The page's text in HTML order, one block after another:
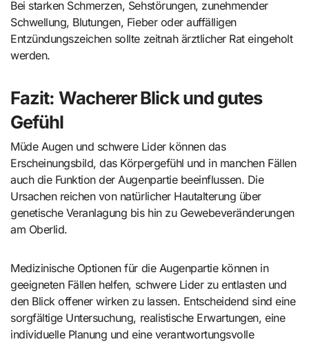
Bei starken Schmerzen, Sehstörungen, zunehmender
Schwellung, Blutungen, Fieber oder auffälligen
Entzündungszeichen sollte zeitnah ärztlicher Rat eingeholt
werden.
Fazit: Wacherer Blick und gutes
Gefühl
Müde Augen und schwere Lider können das
Erscheinungsbild, das Körpergefühl und in manchen Fällen
auch die Funktion der Augenpartie beeinflussen. Die
Ursachen reichen von natürlicher Hautalterung über
genetische Veranlagung bis hin zu Gewebeveränderungen
am Oberlid.
Medizinische Optionen für die Augenpartie können in
geeigneten Fällen helfen, schwere Lider zu entlasten und
den Blick offener wirken zu lassen. Entscheidend sind eine
sorgfältige Untersuchung, realistische Erwartungen, eine
individuelle Planung und eine verantwortungsvolle